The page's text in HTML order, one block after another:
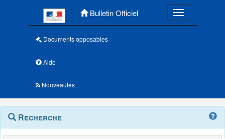
Bulletin Officiel Toggle
Documents opposables
Aide
Nouveautés
Navigation
outils
Menu
contextuel
Recherche